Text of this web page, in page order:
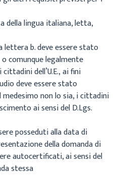
della lingua italiana, letta,
b. deve essere stato
comunquelegalmente
icittadinidell’U.E.,aifini
deve essere stato
non lo sia, i cittadini
ai sensi del D.Lgs.
possedutialla datadi
della domanda di
autocertificati, ai sensi del
stessa